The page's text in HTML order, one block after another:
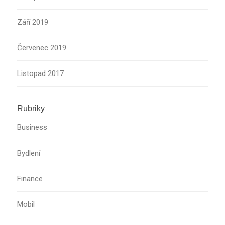
Září 2019
Červenec 2019
Listopad 2017
Rubriky
Business
Bydlení
Finance
Mobil